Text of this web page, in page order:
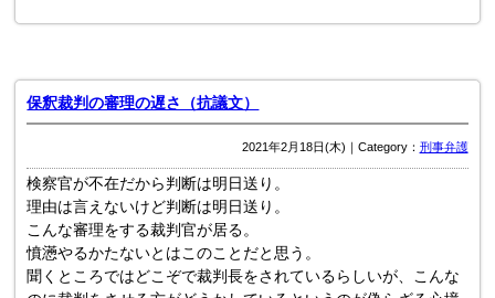
保釈裁判の審理の遅さ（抗議文）
2021年2月18日(木)｜Category： 刑事弁護
検察官が不在だから判断は明日送り。
理由は言えないけど判断は明日送り。
こんな審理をする裁判官が居る。
憤懣やるかたないとはこのことだと思う。
聞くところではどこぞで裁判長をされているらしいが、こんな